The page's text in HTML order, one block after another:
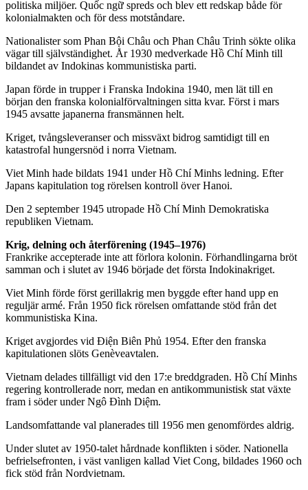
politiska miljöer. Quốc ngữ spreds och blev ett redskap både för
kolonialmakten och för dess motståndare.
Nationalister som Phan Bội Châu och Phan Châu Trinh sökte olika
vägar till självständighet. År 1930 medverkade Hồ Chí Minh till
bildandet av Indokinas kommunistiska parti.
Japan förde in trupper i Franska Indokina 1940, men lät till en
början den franska kolonialförvaltningen sitta kvar. Först i mars
1945 avsatte japanerna fransmännen helt.
Kriget, tvångsleveranser och missväxt bidrog samtidigt till en
katastrofal hungersnöd i norra Vietnam.
Viet Minh hade bildats 1941 under Hồ Chí Minhs ledning. Efter
Japans kapitulation tog rörelsen kontroll över Hanoi.
Den 2 september 1945 utropade Hồ Chí Minh Demokratiska
republiken Vietnam.
Krig, delning och återförening (1945–1976)
Frankrike accepterade inte att förlora kolonin. Förhandlingarna bröt
samman och i slutet av 1946 började det första Indokinakriget.
Viet Minh förde först gerillakrig men byggde efter hand upp en
reguljär armé. Från 1950 fick rörelsen omfattande stöd från det
kommunistiska Kina.
Kriget avgjordes vid Điện Biên Phủ 1954. Efter den franska
kapitulationen slöts Genèveavtalen.
Vietnam delades tillfälligt vid den 17:e breddgraden. Hồ Chí Minhs
regering kontrollerade norr, medan en antikommunistisk stat växte
fram i söder under Ngô Đình Diệm.
Landsomfattande val planerades till 1956 men genomfördes aldrig.
Under slutet av 1950-talet hårdnade konflikten i söder. Nationella
befrielsefronten, i väst vanligen kallad Viet Cong, bildades 1960 och
fick stöd från Nordvietnam.